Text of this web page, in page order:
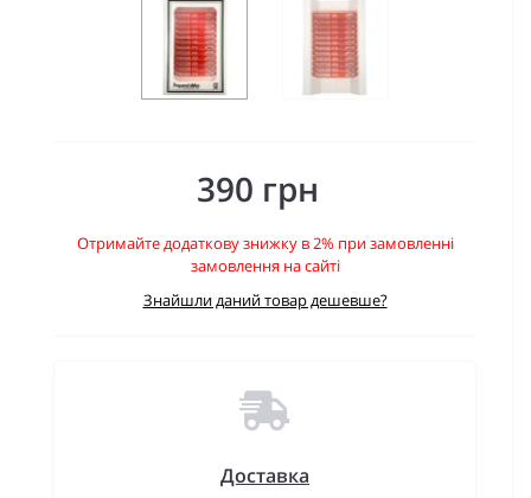
390 грн
Отримайте додаткову знижку в 2% при замовленні
замовлення на сайті
Знайшли даний товар дешевше?
Доставка